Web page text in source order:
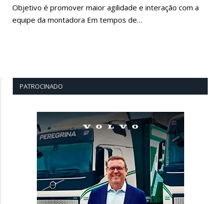
Objetivo é promover maior agilidade e interação com a
equipe da montadora Em tempos de…
PATROCINADO